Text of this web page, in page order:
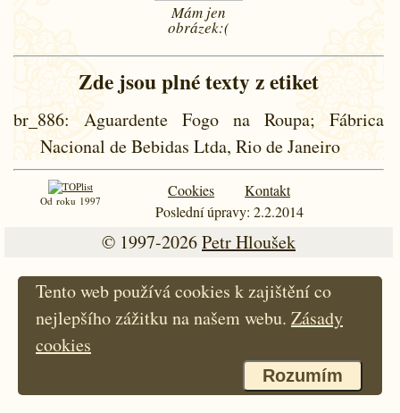
Mám jen
obrázek:(
Zde jsou plné texty z etiket
br_886: Aguardente Fogo na Roupa; Fábrica
Nacional de Bebidas Ltda, Rio de Janeiro
Od roku 1997
Cookies
Kontakt
Poslední úpravy: 2.2.2014
© 1997-2026Petr Hloušek
Tento web používá cookies k zajištění co
nejlepšího zážitku na našem webu. Zásady
cookies
Rozumím